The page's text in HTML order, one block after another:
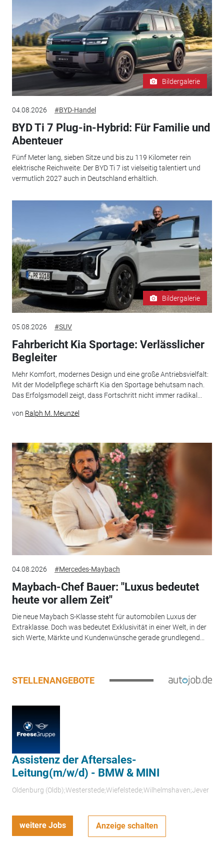
Bildergalerie
04.08.2026 #BYD-Handel
BYD Ti 7 Plug-in-Hybrid: Für Familie und
Abenteuer
Fünf Meter lang, sieben Sitze und bis zu 119 Kilometer rein
elektrische Reichweite: Der BYD Ti 7 ist vielseitig talentiert und
vermutlich 2027 auch in Deutschland erhältlich.
Bildergalerie
05.08.2026 #SUV
Fahrbericht Kia Sportage: Verlässlicher
Begleiter
Mehr Komfort, modernes Design und eine große Antriebsvielfalt:
Mit der Modellpflege schärft Kia den Sportage behutsam nach.
Das Erfolgsmodell zeigt, dass Fortschritt nicht immer radikal...
von Ralph M. Meunzel
04.08.2026 #Mercedes-Maybach
Maybach-Chef Bauer: "Luxus bedeutet
heute vor allem Zeit"
Die neue Maybach S-Klasse steht für automobilen Luxus der
Extraklasse. Doch was bedeutet Exklusivität in einer Welt, in der
sich Werte, Märkte und Kundenwünsche gerade grundlegend...
STELLENANGEBOTE
Assistenz der Aftersales-
Leitung(m/w/d) - BMW & MINI
Oldenburg (Oldb);Westerstede;Wiefelstede;Wilhelmshaven;Jever
weitere Jobs Anzeige schalten